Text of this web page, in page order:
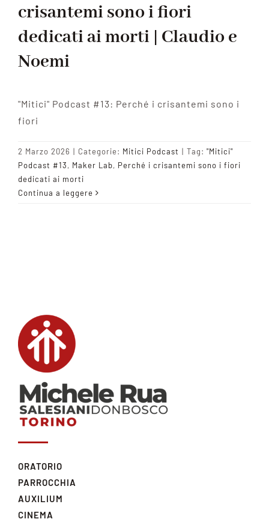
crisantemi sono i fiori
dedicati ai morti | Claudio e
Noemi
"Mitici" Podcast #13: Perché i crisantemi sono i
fiori
2 Marzo 2026 | Categorie: Mitici Podcast | Tag: "Mitici"
Podcast #13, Maker Lab, Perché i crisantemi sono i fiori
dedicati ai morti
Continua a leggere
ORATORIO
PARROCCHIA
AUXILIUM
CINEMA